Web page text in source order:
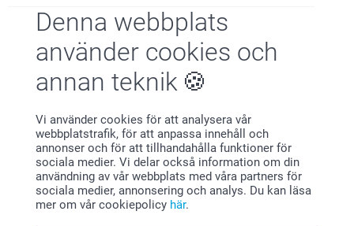
Denna webbplats
använder cookies och
annan teknik
Vi använder cookies för att analysera vår
webbplatstrafik, för att anpassa innehåll och
annonser och för att tillhandahålla funktioner för
sociala medier. Vi delar också information om din
användning av vår webbplats med våra partners för
sociala medier, annonsering och analys. Du kan läsa
mer om vår cookiepolicy här.
Förstklassig kundservice
Registrera dig till vårt nyhetsbrev